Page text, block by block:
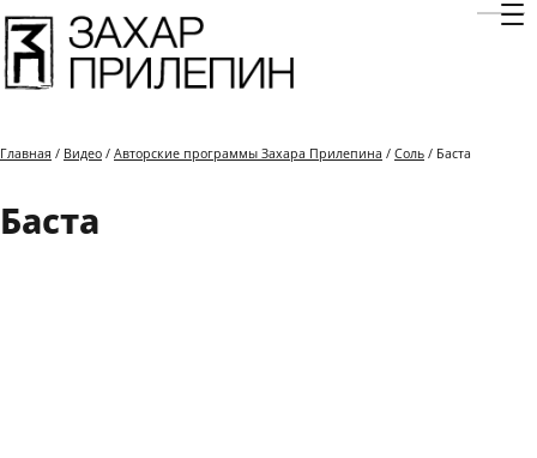
Главная / Видео / Авторские программы Захара Прилепина / Соль / Баста
Баста